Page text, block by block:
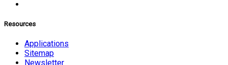
Resources
Applications
Sitemap
Newsletter